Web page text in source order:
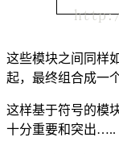
这些模块之间同样
起，最终组合成一
这样基于符号的模
十分重要和突出…..